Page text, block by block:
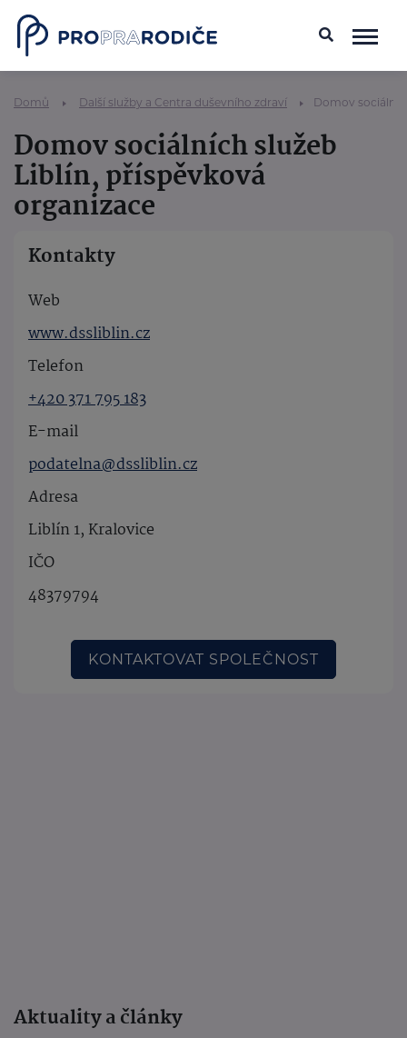
Domů Další služby a Centra duševního zdraví Domov
Domov sociálních služeb
Liblín, příspěvková
organizace
Kontakty
Web
www.dssliblin.cz
Telefon
+420 371 795 183
E-mail
podatelna@dssliblin.cz
Adresa
Liblín 1, Kralovice
IČO
48379794
KONTAKTOVAT SPOLEČNOST
Aktuality a články